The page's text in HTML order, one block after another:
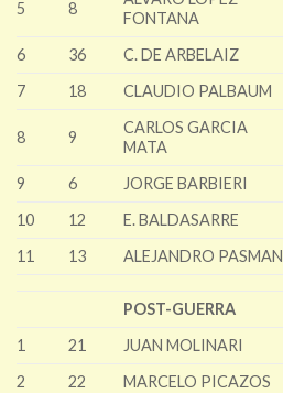
5 8
FONTANA
6 36 C. DE ARBELAIZ
7
18 CLAUDIO PALBAUM
8 9
CARLOS GARCIA
MATA
9 6 JORGE BARBIERI
10
12 E. BALDASARRE
11
13 ALEJANDRO PASMAN
POST-GUERRA
1
21 JUAN MOLINARI
2
22 MARCELO PICAZOS